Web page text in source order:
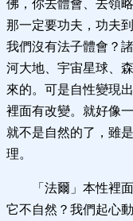
佛，你去體會、去領
那一定要功夫，功夫
我們沒有法子體會？
河大地、宇宙星球、
來的。可是自性變現
裡面有改變。就好像
就不是自然的了，雖
理。
「法爾」本性裡
它不自然？我們起心